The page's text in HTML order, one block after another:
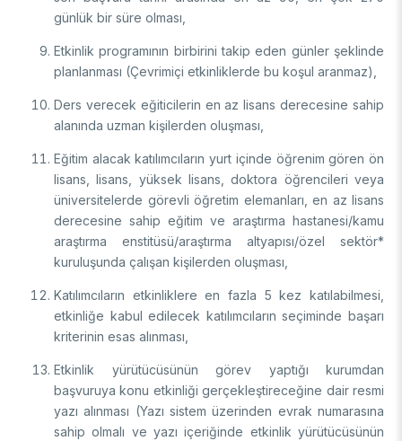
günlük bir süre olması,
Etkinlik programının birbirini takip eden günler şeklinde
planlanması (Çevrimiçi etkinliklerde bu koşul aranmaz),
Ders verecek eğiticilerin en az lisans derecesine sahip
alanında uzman kişilerden oluşması,
Eğitim alacak katılımcıların yurt içinde öğrenim gören ön
lisans, lisans, yüksek lisans, doktora öğrencileri veya
üniversitelerde görevli öğretim elemanları, en az lisans
derecesine sahip eğitim ve araştırma hastanesi/kamu
araştırma enstitüsü/araştırma altyapısı/özel sektör*
kuruluşunda çalışan kişilerden oluşması,
Katılımcıların etkinliklere en fazla 5 kez katılabilmesi,
etkinliğe kabul edilecek katılımcıların seçiminde başarı
kriterinin esas alınması,
Etkinlik yürütücüsünün görev yaptığı kurumdan
başvuruya konu etkinliği gerçekleştireceğine dair resmi
yazı alınması (Yazı sistem üzerinden evrak numarasına
sahip olmalı ve yazı içeriğinde etkinlik yürütücüsünün